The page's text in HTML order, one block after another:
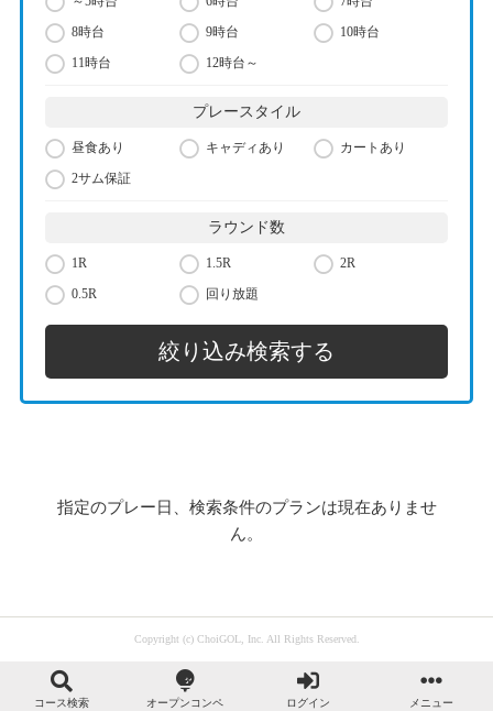
8時台
9時台
10時台
11時台
12時台～
プレースタイル
昼食あり キャディあり
カートあり
2サム保証
ラウンド数
1R 1.5R
2R
0.5R
回り放題
指定のプレー日、検索条件のプランは現在ありませ
ん。
Copyright (c) ChoiGOL, Inc. All Rights Reserved.
コース検索 オープンコンペ ログイン メニュー